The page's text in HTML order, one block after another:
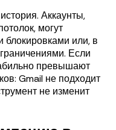
Аккаунты,
могут
блокировками или, в
Если
превышают
Gmail не подходит
не изменит